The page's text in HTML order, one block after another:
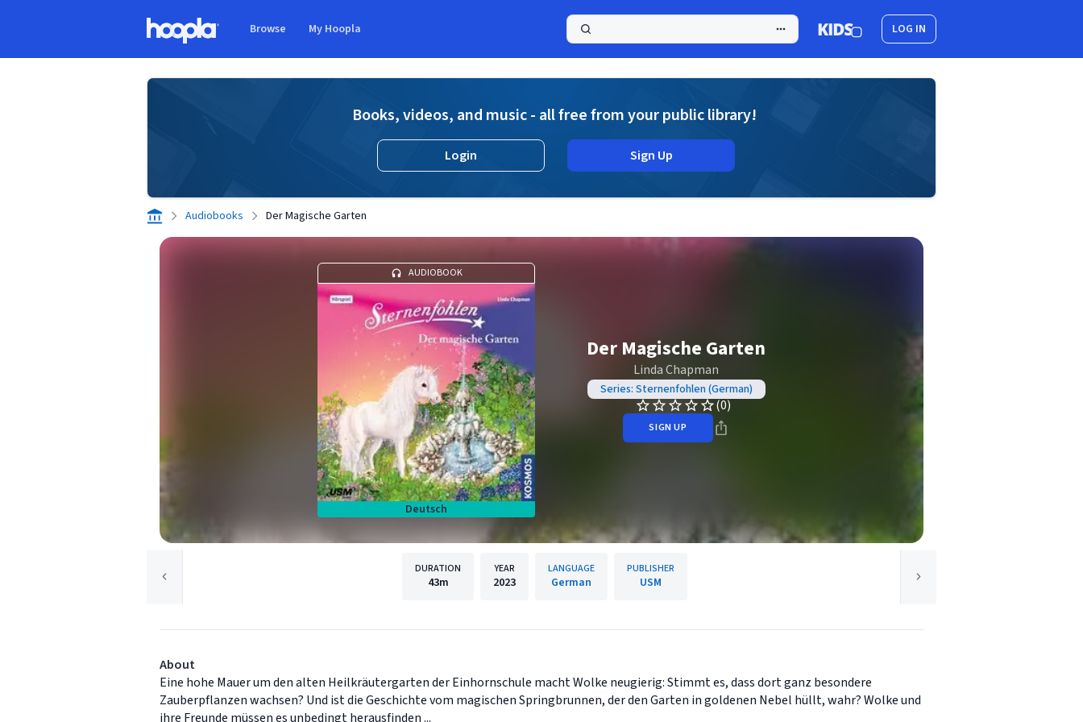
Browse My Hoopla LOG IN
Books, videos, and music - all free from your public library!
Login Sign Up
Audiobooks Der Magische Garten
AUDIOBOOK
Deutsch
Der Magische Garten
Linda Chapman
Series: Sternenfohlen (German)
(0)
SIGN UP
DURATION
43m
YEAR
2023
LANGUAGE
German
PUBLISHER
USM
About
Eine hohe Mauer um den alten Heilkräutergarten der Einhornschule macht Wolke neugierig: Stimmt es, dass dort ganz besondere
Zauberpflanzen wachsen? Und ist die Geschichte vom magischen Springbrunnen, der den Garten in goldenen Nebel hüllt, wahr? Wolke und
ihre Freunde müssen es unbedingt herausfinden ...